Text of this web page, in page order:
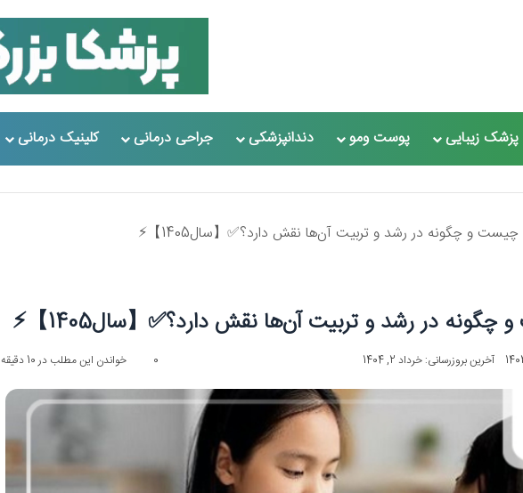
پزشک زیبایی پوست ومو دندانپزشکی جراحی درمانی کلینیک درمانی
و چگونه در رشد و تربیت آن‌ها نقش دارد؟✅【سال1405】⚡️
در رشد و تربیت آن‌ها نقش دارد؟✅【سال1405】⚡️
آخرین بروزرسانی: خرداد 2, 1404 0 خواندن این مطلب در 10 دقیقه